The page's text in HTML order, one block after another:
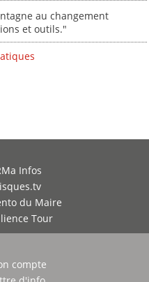
au changement
et outils."
Infos
du Maire
Tour
compte